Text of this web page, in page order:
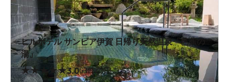
ヒルホテル サンピア伊賀 日帰り天然温泉「芭蕉の
湯」
★★ ★★★3.063件の口コミ